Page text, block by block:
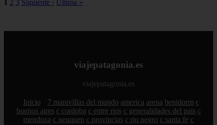
1 2 3 Siguiente › Última »
viajepatagonia.es
viajepatagonia.es
Inicio 7 maravillas del mundo america arena benidorm c
buenos aires c cordoba c entre rios c generalidades del pais c
mendoza c neuquen c provincias c rio negro c santa fe c